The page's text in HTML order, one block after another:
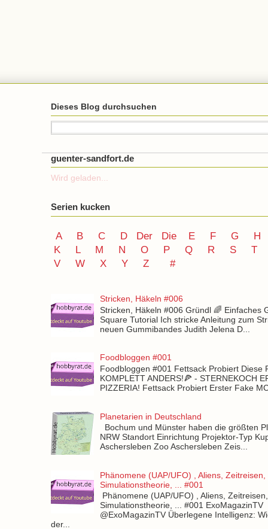
Dieses Blog durchsuchen
guenter-sandfort.de
Wird geladen...
Serien kucken
A B C D Der Die E F G
H
K
L M N O P Q R S
T
V
W X Y Z #
Stricken, Häkeln #006
Stricken, Häkeln #006 Gründl 🌈 Einfaches
Square Tutorial Ich stricke Anleitung zum
neuen Gummibandes Judith Jelena D...
Foodbloggen #001
Foodbloggen #001 Fettsack Probiert Diese
KOMPLETT ANDERS!🍕 - STERNEKOCH
PIZZERIA! Fettsack Probiert Erster Fake
Planetarien in Deutschland
Bochum und Münster haben die größten
NRW Standort Einrichtung Projektor-Typ
Aschersleben Zoo Aschersleben Zeis...
Phänomene (UAP/UFO) , Aliens, Zeitreisen,
Simulationstheorie, ... #001
Phänomene (UAP/UFO) , Aliens, Zeitreisen,
Simulationstheorie, ... #001 ExoMagazinTV
@ExoMagazinTV Überlegene Intelligenz:
der...